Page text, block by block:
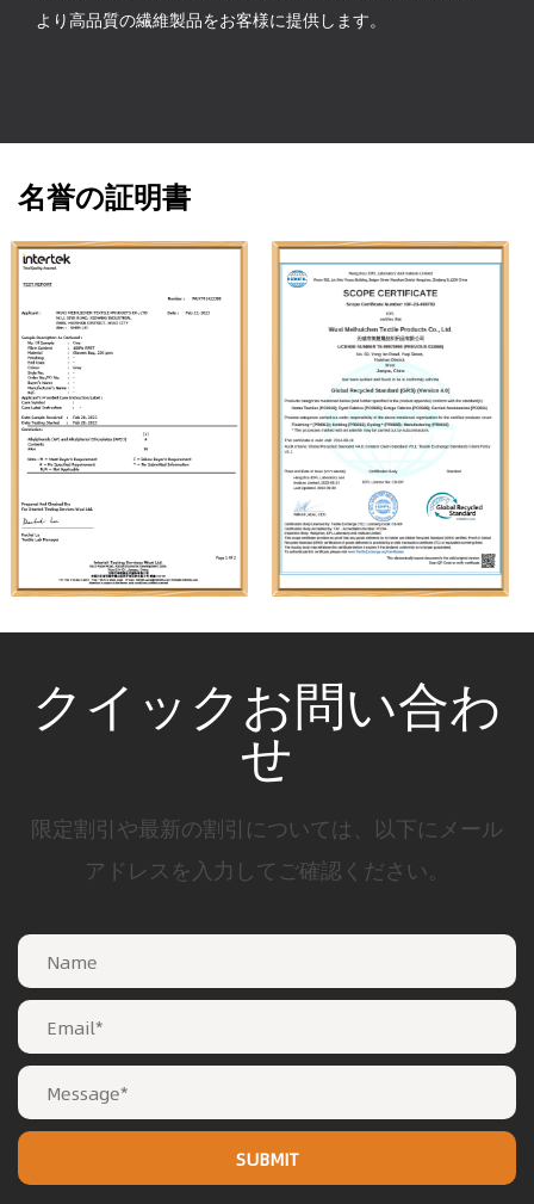
より高品質の繊維製品をお客様に提供します。
名誉の証明書
クイックお問い合わ
せ
限定割引や最新の割引については、以下にメール
アドレスを入力してご確認ください。